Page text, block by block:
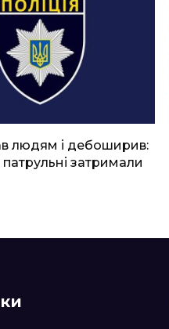
людям і дебоширив:
затримали